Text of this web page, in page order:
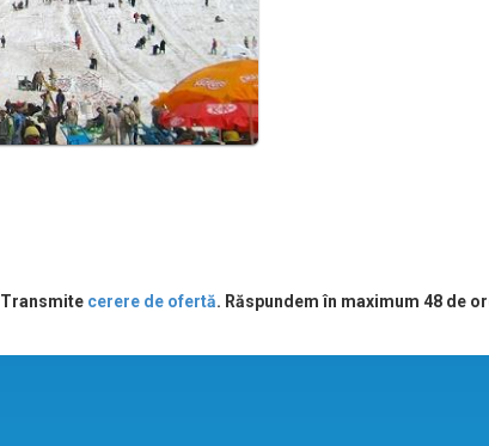
Transmite cerere de ofertă. Răspundem în maximum 48 de